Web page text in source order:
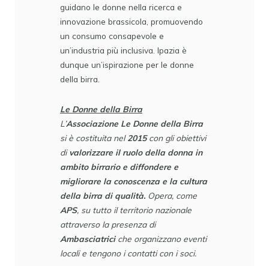
guidano le donne nella ricerca e
innovazione brassicola, promuovendo
un consumo consapevole e
un’industria più inclusiva. Ipazia è
dunque un’ispirazione per le donne
della birra.
Le Donne della Birra
L’ Associazione Le Donne della Birra
si è costituita nel2015con gli obiettivi
divalorizzare il ruolo della donna in
ambito birrario e diffondere e
migliorare la conoscenza e la cultura
della birra di qualità. Opera, come
APS, su tutto il territorio nazionale
attraverso la presenza di
Ambasciatriciche organizzano eventi
locali e tengono i contatti con i soci.